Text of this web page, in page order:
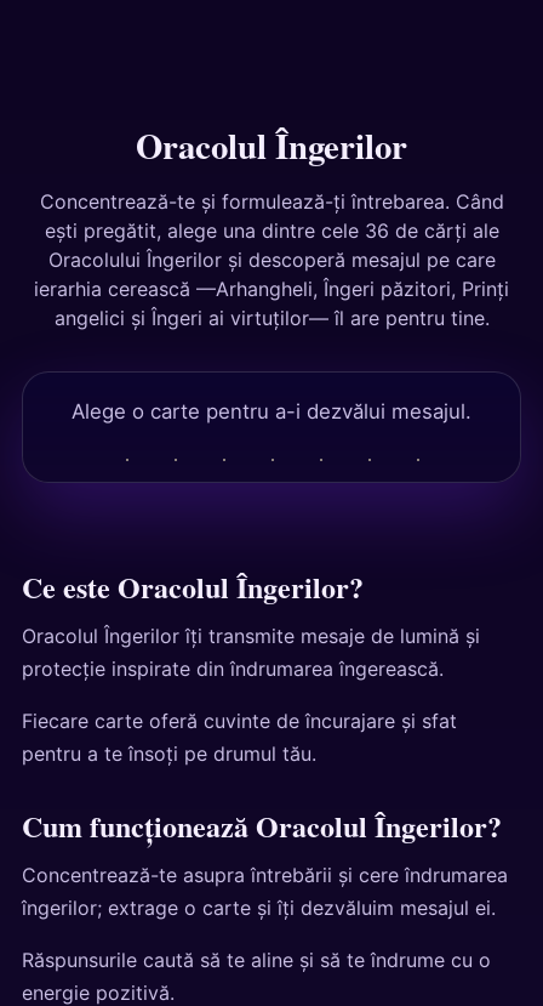
Oracolul Îngerilor
Concentrează-te și formulează-ți întrebarea. Când
ești pregătit, alege una dintre cele 36 de cărți ale
Oracolului Îngerilor și descoperă mesajul pe care
ierarhia cerească —Arhangheli, Îngeri păzitori, Prinți
angelici și Îngeri ai virtuților— îl are pentru tine.
Alege o carte pentru a-i dezvălui mesajul.
Ce este Oracolul Îngerilor?
Oracolul Îngerilor îți transmite mesaje de lumină și
protecție inspirate din îndrumarea îngerească.
Fiecare carte oferă cuvinte de încurajare și sfat
pentru a te însoți pe drumul tău.
Cum funcționează Oracolul Îngerilor?
Concentrează-te asupra întrebării și cere îndrumarea
îngerilor; extrage o carte și îți dezvăluim mesajul ei.
Răspunsurile caută să te aline și să te îndrume cu o
energie pozitivă.